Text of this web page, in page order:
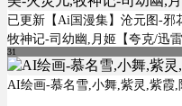
已更新【Ai国漫集】沧元图-邪
牧神记-司幼幽,月姬【夸克/迅雷
31
AI绘画-慕名雪,小舞,紫灵,紫霞,